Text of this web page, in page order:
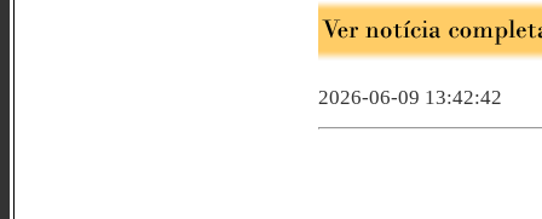
2026-06-09 13:42:42